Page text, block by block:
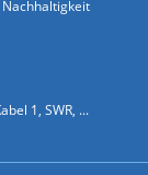
1, SWR, ...